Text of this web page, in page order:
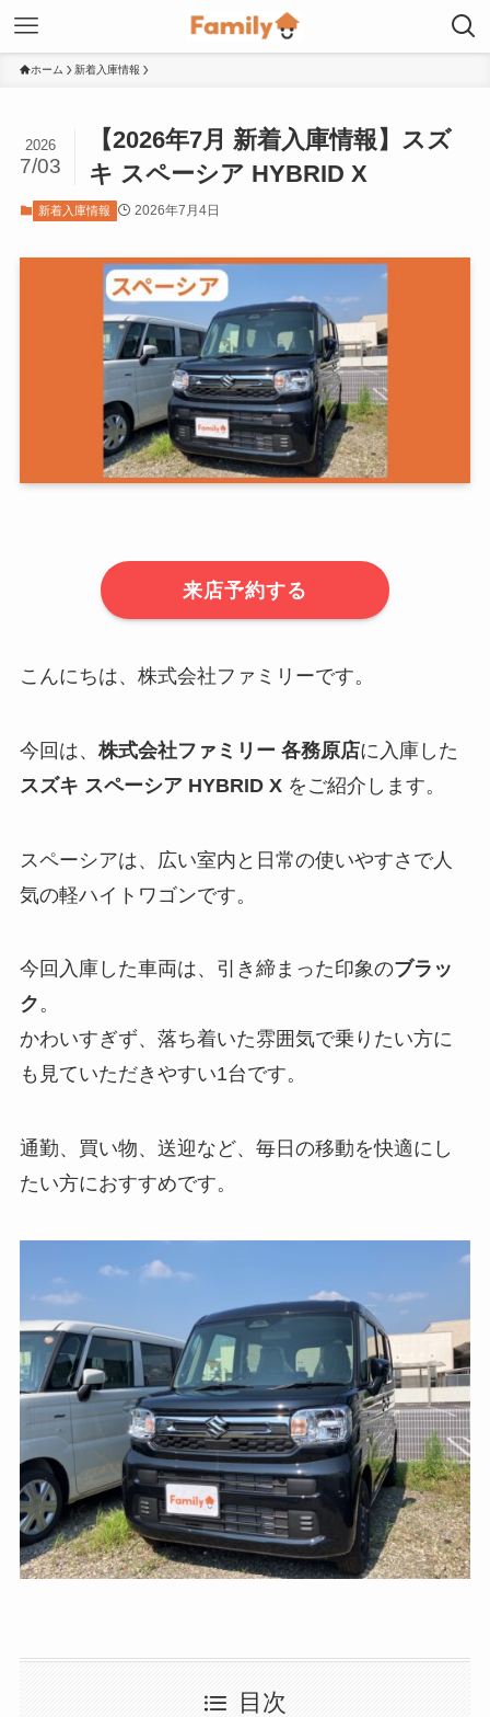
ホーム 新着入庫情報
【2026年7月 新着入庫情報】スズ
キ スペーシア HYBRID X
2026
7/03
新着入庫情報 2026年7月4日
来店予約する
こんにちは、株式会社ファミリーです。
今回は、 株式会社ファミリー 各務原店に入庫した
スズキ スペーシア HYBRID Xをご紹介します。
スペーシアは、広い室内と日常の使いやすさで人
気の軽ハイトワゴンです。
今回入庫した車両は、引き締まった印象のブラッ
ク。
かわいすぎず、落ち着いた雰囲気で乗りたい方に
も見ていただきやすい1台です。
通勤、買い物、送迎など、毎日の移動を快適にし
たい方におすすめです。
目次